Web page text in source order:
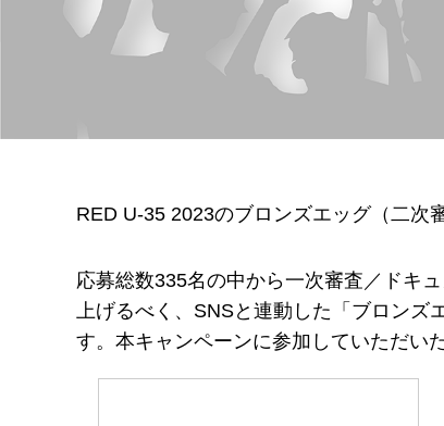
RED U-35 2023のブロンズエッグ（二次
応募総数335名の中から一次審査／ドキ
上げるべく、SNSと連動した「ブロン
す。本キャンペーンに参加していただい